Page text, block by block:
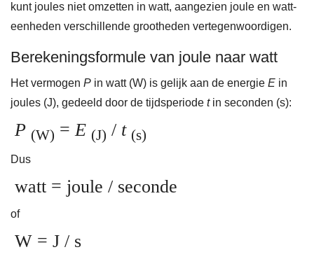
kunt joules niet omzetten in watt, aangezien joule en watt-
eenheden verschillende grootheden vertegenwoordigen.
Berekeningsformule van joule naar watt
Het vermogen P in watt (W) is gelijk aan de energie E in
joules (J), gedeeld door de tijdsperiode tin seconden (s):
P (W) =E (J) / t (s)
Dus
watt = joule / seconde
of
W = J / s